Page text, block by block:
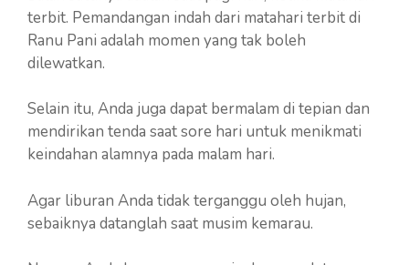
terbit. Pemandangan indah dari matahari terbit di
Ranu Pani adalah momen yang tak boleh
dilewatkan.
Selain itu, Anda juga dapat bermalam di tepian dan
mendirikan tenda saat sore hari untuk menikmati
keindahan alamnya pada malam hari.
Agar liburan Anda tidak terganggu oleh hujan,
sebaiknya datanglah saat musim kemarau.